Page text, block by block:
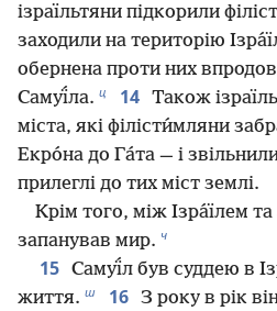
ізраїльтяни підкорили
заходили на територію
обернена проти них
Самуї́ла. ц 14 Також
міста, які філісти́мляни
Екро́на до Га́та — і
прилеглі до тих міст землі.
Крім того, між Ізра́їлем
запанував мир. ч
15 Самуї́л був суддею в
життя. ш 16 З року в рік